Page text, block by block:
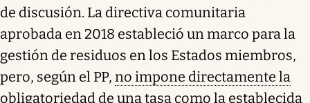
de discusión. La directiva comunitaria
aprobada en 2018 estableció un marco para la
gestión de residuos en los Estados miembros,
pero, según el PP, no impone directamente la
obligatoriedad de una tasa como la establecida